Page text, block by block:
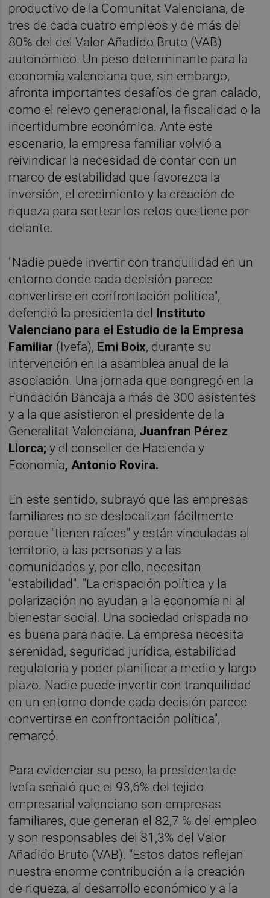
productivo de la Comunitat Valenciana, de
tres de cada cuatro empleos y de más del
80% del del Valor Añadido Bruto (VAB)
autonómico. Un peso determinante para la
economía valenciana que, sin embargo,
afronta importantes desafíos de gran calado,
como el relevo generacional, la fiscalidad o la
incertidumbre económica. Ante este
escenario, la empresa familiar volvió a
reivindicar la necesidad de contar con un
marco de estabilidad que favorezca la
inversión, el crecimiento y la creación de
riqueza para sortear los retos que tiene por
delante.
"Nadie puede invertir con tranquilidad en un
entorno donde cada decisión parece
convertirse en confrontación política",
defendió la presidenta del Instituto
Valenciano para el Estudio de la Empresa
Familiar (Ivefa), Emi Boix, durante su
intervención en la asamblea anual de la
asociación. Una jornada que congregó en la
Fundación Bancaja a más de 300 asistentes
y a la que asistieron el presidente de la
Generalitat Valenciana, Juanfran Pérez
Llorca;y el conseller de Hacienda y
Economía, Antonio Rovira.
En este sentido, subrayó que las empresas
familiares no se deslocalizan fácilmente
porque "tienen raíces" y están vinculadas al
territorio, a las personas y a las
comunidades y, por ello, necesitan
"estabilidad". "La crispación política y la
polarización no ayudan a la economía ni al
bienestar social. Una sociedad crispada no
es buena para nadie. La empresa necesita
serenidad, seguridad jurídica, estabilidad
regulatoria y poder planificar a medio y largo
plazo. Nadie puede invertir con tranquilidad
en un entorno donde cada decisión parece
convertirse en confrontación política",
remarcó.
Para evidenciar su peso, la presidenta de
Ivefa señaló que el 93,6% del tejido
empresarial valenciano son empresas
familiares, que generan el 82,7 % del empleo
y son responsables del 81,3% del Valor
Añadido Bruto (VAB). "Estos datos reflejan
nuestra enorme contribución a la creación
de riqueza, al desarrollo económico y a la